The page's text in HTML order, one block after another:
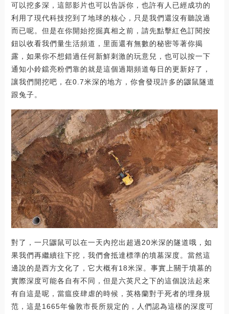
可以挖多深，這部影片也可以告訴你，也許有人已經成功的
利用了現代科技挖到了地球的核心，只是我們還沒有聽說過
而已呢。但是在你開始挖掘真相之前，請先點擊紅色訂閱按
鈕以收看我們量生活頻道，里面還有無數的秘密等著你揭
露，如果你不想錯過任何新鮮刺激的玩意兒，也可以按一下
通知小鈴鐺亮粉們靠的就是這個過期頻道每日的更新好了，
讓我們開挖吧，在0.7米深的地方，你會發現許多的鼴鼠隧道
跟兔子。
對了，一只鼴鼠可以在一天內挖出超過20米深的隧道哦，如
果我們再繼續往下挖，我們會抵達標準的墳墓深度。當然這
邊說的是西方文化了，它大概有18米深。事實上關于墳墓的
實際深度可能各自有不同，但是六英尺之下的這個說法起來
有自這是呢，當瘟疫肆虐的時候，英格蘭對于死者的埋身規
范，這是1665年倫敦市長所規定的，人們認為這樣的深度可